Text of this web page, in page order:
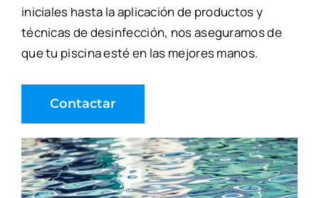
iniciales hasta la aplicación de productos y
técnicas de desinfección, nos aseguramos de
que tu piscina esté en las mejores manos.
Contactar